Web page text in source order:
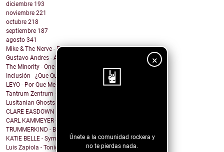
×
Únete a la comunidad rockera y
no te pierdas nada.
diciembre 193
noviembre 221
octubre 218
septiembre 187
agosto 341
Mike & The Nerve - Fool's Gold, False Idols
Gustavo Andres - AiRA
The Minority - One Of A Kind
Inclusión - ¿Que Quieres de Mí?
LEYO - Por Que Me Haces Llorar
Tantrum Zentrum - Don't Be A Fascist
Lusitanian Ghosts - September
CLARE EASDOWN - I Break
CARL KAMMEYER - One
TRUMMERKIND - Beauty Queen
KATIE BELLE - Symptoms
Luis Zapiola - Tonight